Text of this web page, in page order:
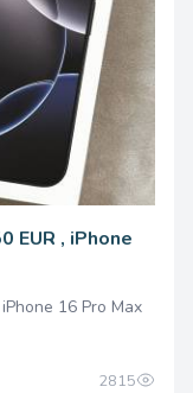
EUR , iPhone
16 Pro Max
2815